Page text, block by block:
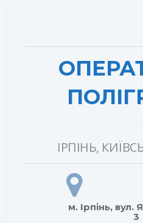
ІРПІНЬ,
м. Ірпінь, вул.
3